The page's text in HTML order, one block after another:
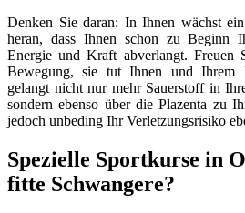
Denken Sie daran: In Ihnen wächst ein
heran, dass Ihnen schon zu Beginn
Energie und Kraft abverlangt. Freuen
Bewegung, sie tut Ihnen und Ihrem
gelangt nicht nur mehr Sauerstoff in
sondern ebenso über die Plazenta zu
jedoch unbeding Ihr Verletzungsrisiko
Spezielle Sportkurse in
fitte Schwangere?